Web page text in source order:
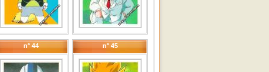
n° 44 n° 45